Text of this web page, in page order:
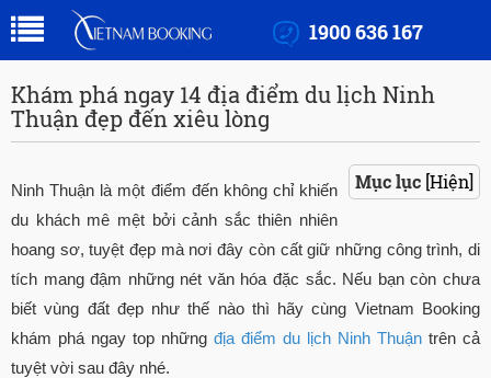
1900 636 167
Khám phá ngay 14 địa điểm du lịch Ninh
Thuận đẹp đến xiêu lòng
Mục lục [Hiện]
Ninh Thuận là một điểm đến không chỉ khiến
du khách mê mệt bởi cảnh sắc thiên nhiên
hoang sơ, tuyệt đẹp mà nơi đây còn cất giữ những công trình, di
tích mang đậm những nét văn hóa đặc sắc. Nếu bạn còn chưa
biết vùng đất đẹp như thế nào thì hãy cùng Vietnam Booking
khám phá ngay top những địa điểm du lịch Ninh Thuận trên cả
tuyệt vời sau đây nhé.